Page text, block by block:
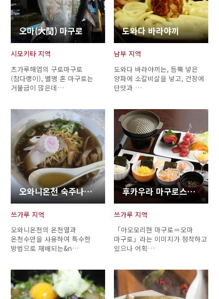
오마(大間) 마구로
시모키타 지역
츠가루해엽의 구로마구로
(참다랭이), 별명 혼 마구로는
거물급이 많은데…
도와다 바라야끼
남부 지역
도와다 바라야끼는, 듬뿍 넣은
양파에 소갈비살을 넣고, 간장에
단맛과 …
오와니온천 숙주나물 라멘
쓰가루 지역
오와니온천의 온천열과
온천수만을 사용하여 특수한
방법으로 재배되는&n…
후카우라 마구로스테이키 동(덮밥)
쓰가루 지역
「아오모리현 마구로＝오마
마구로」라는 이미지가 정착하고
있으나 어획…